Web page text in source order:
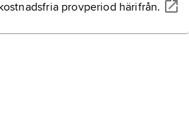
provperiod härifrån.